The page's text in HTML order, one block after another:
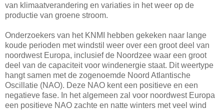
van klimaatverandering en variaties in het weer op de
productie van groene stroom.
Onderzoekers van het KNMI hebben gekeken naar lange
koude perioden met windstil weer over een groot deel van
noordwest Europa, inclusief de Noordzee waar een groot
deel van de capaciteit voor windenergie staat. Dit weertype
hangt samen met de zogenoemde Noord Atlantische
Oscillatie (NAO). Deze NAO kent een positieve en een
negatieve fase. In het algemeen zal voor noordwest Europa
een positieve NAO zachte en natte winters met veel wind